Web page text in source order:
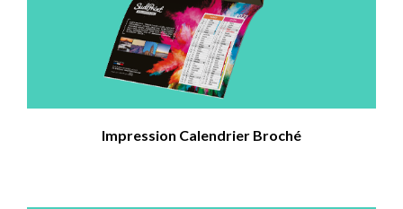
Impression Calendrier Broché